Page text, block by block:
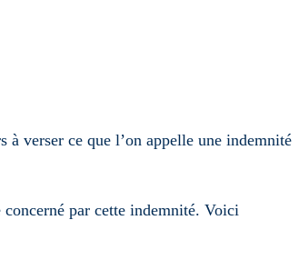
verser ce que l’on appelle une indemnité
concerné par cette indemnité. Voici